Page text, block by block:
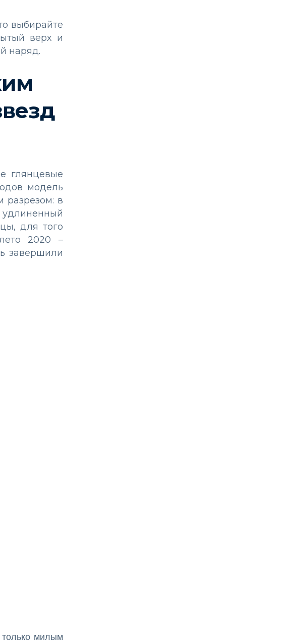
выбирайте
верх и
наряд.
глянцевые
модель
разрезом: в
для того
2020 –
завершили
только милым